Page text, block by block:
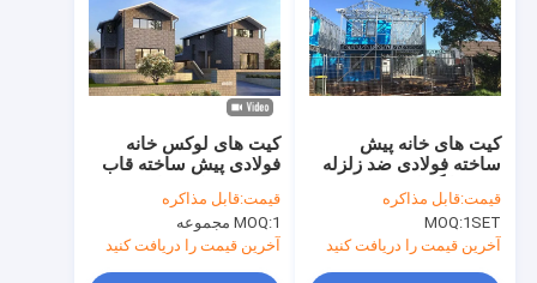
کیت های لوکس خانه
فولادی پیش ساخته قاب
برابر زلزله
قیمت:قابل مذاکره
MOQ:1 مجموعه
آخرین قیمت را دریافت کنید
کیت های خانه پیش
ساخته فولادی ضد زلزله
زرد ETC
قیمت:قابل مذاکره
MOQ:1SET
آخرین قیمت را دریافت کنید